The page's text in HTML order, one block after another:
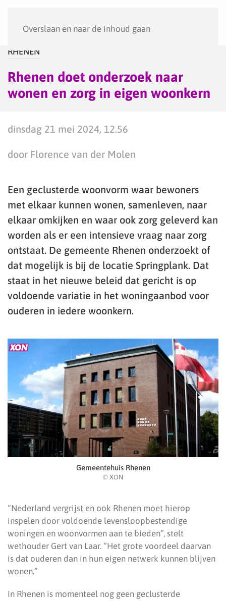
Overslaan en naar de inhoud gaan
RHENEN
Rhenen doet onderzoek naar
wonen en zorg in eigen woonkern
dinsdag 21 mei 2024, 12.56
door Florence van der Molen
Een geclusterde woonvorm waar bewoners
met elkaar kunnen wonen, samenleven, naar
elkaar omkijken en waar ook zorg geleverd kan
worden als er een intensieve vraag naar zorg
ontstaat. De gemeente Rhenen onderzoekt of
dat mogelijk is bij de locatie Springplank. Dat
staat in het nieuwe beleid dat gericht is op
voldoende variatie in het woningaanbod voor
ouderen in iedere woonkern.
Gemeentehuis Rhenen
© XON
“Nederland vergrijst en ook Rhenen moet hierop
inspelen door voldoende levensloopbestendige
woningen en woonvormen aan te bieden”, stelt
wethouder Gert van Laar. “Het grote voordeel daarvan
is dat ouderen dan in hun eigen netwerk kunnen blijven
wonen.”
In Rhenen is momenteel nog geen geclusterde